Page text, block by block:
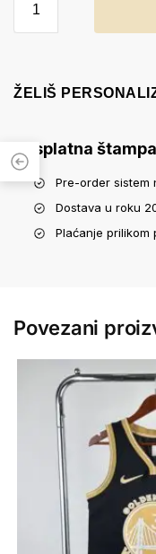
ŽELIŠ
Besplatna
Pre-order sistem
Dostava u roku
Plaćanje prilikom
Povezani